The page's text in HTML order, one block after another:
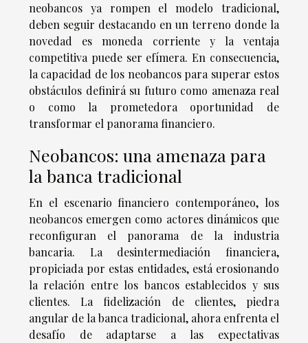
neobancos ya rompen el modelo tradicional,
deben seguir destacando en un terreno donde la
novedad es moneda corriente y la ventaja
competitiva puede ser efímera. En consecuencia,
la capacidad de los neobancos para superar estos
obstáculos definirá su futuro como amenaza real
o como la prometedora oportunidad de
transformar el panorama financiero.
Neobancos: una amenaza para
la banca tradicional
En el escenario financiero contemporáneo, los
neobancos emergen como actores dinámicos que
reconfiguran el panorama de la industria
bancaria. La desintermediación financiera,
propiciada por estas entidades, está erosionando
la relación entre los bancos establecidos y sus
clientes. La fidelización de clientes, piedra
angular de la banca tradicional, ahora enfrenta el
desafío de adaptarse a las expectativas